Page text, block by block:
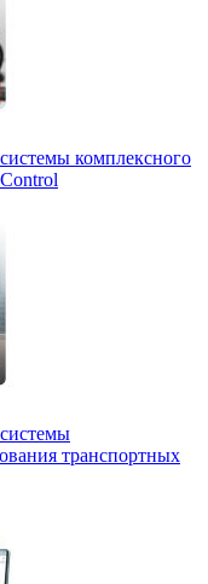
комплексного
транспортных